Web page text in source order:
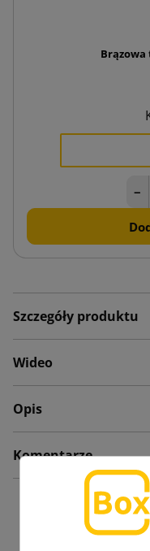
Brązowa
−
Szczegóły produktu
Wideo
Opis
Komentarze